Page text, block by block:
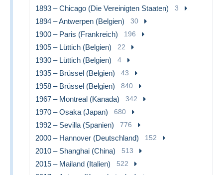
1893 – Chicago (Die Vereinigten Staaten) 3
1894 – Antwerpen (Belgien) 30
1900 – Paris (Frankreich) 196
1905 – Lüttich (Belgien) 22
1930 – Lüttich (Belgien) 4
1935 – Brüssel (Belgien) 43
1958 – Brüssel (Belgien) 840
1967 – Montreal (Kanada) 342
1970 – Osaka (Japan) 680
1992 – Sevilla (Spanien) 776
2000 – Hannover (Deutschland) 152
2010 – Shanghai (China) 513
2015 – Mailand (Italien) 522